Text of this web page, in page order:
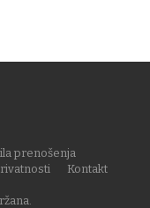
prenošenja
Kontakt